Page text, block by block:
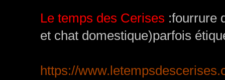
Le temps des Cerises :fourrure
et chat domestique)parfois
https://